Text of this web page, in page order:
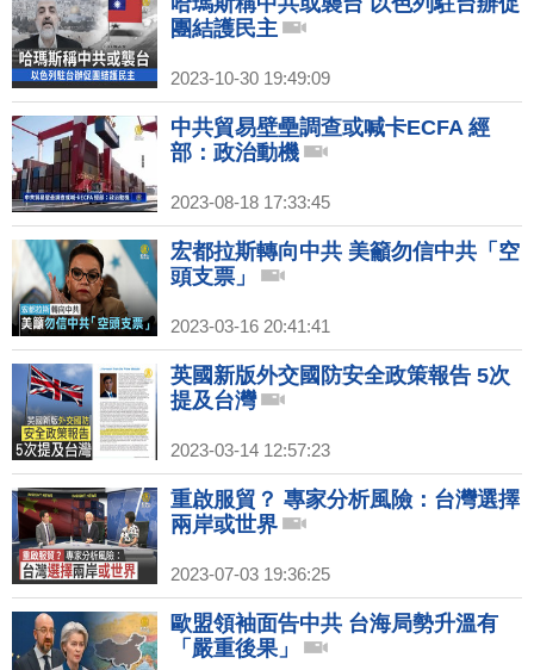
團結護民主
2023-10-30 19:49:09
中共貿易壁壘調查或喊卡ECFA 經
部：政治動機
2023-08-18 17:33:45
宏都拉斯轉向中共 美籲勿信中共「空
頭支票」
2023-03-16 20:41:41
英國新版外交國防安全政策報告 5次
提及台灣
2023-03-14 12:57:23
重啟服貿？ 專家分析風險：台灣選擇
兩岸或世界
2023-07-03 19:36:25
歐盟領袖面告中共 台海局勢升溫有
「嚴重後果」